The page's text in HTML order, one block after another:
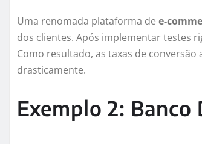
Uma renomada plataforma de e-
dos clientes. Após implementar testes
Como resultado, as taxas de
drasticamente.
Exemplo 2: Banco